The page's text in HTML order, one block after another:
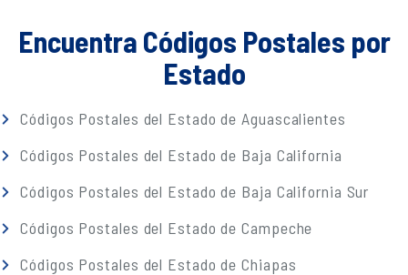
Encuentra Códigos Postales por
Estado
Códigos Postales del Estado de Aguascalientes
Códigos Postales del Estado de Baja California
Códigos Postales del Estado de Baja California Sur
Códigos Postales del Estado de Campeche
Códigos Postales del Estado de Chiapas